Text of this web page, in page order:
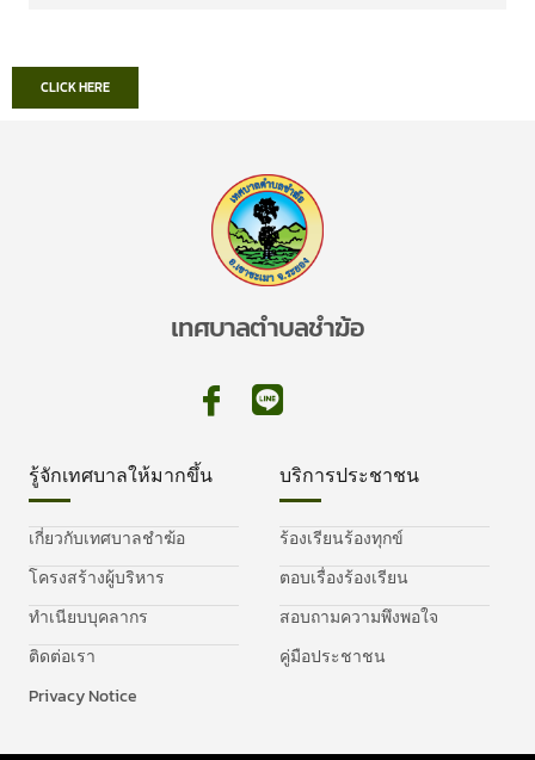
CLICK HERE
เทศบาลตำบลชำฆ้อ
รู้จักเทศบาลให้มากขึ้น
เกี่ยวกับเทศบาลชำฆ้อ
โครงสร้างผู้บริหาร
ทำเนียบบุคลากร
ติดต่อเรา
Privacy Notice
บริการประชาชน
ร้องเรียนร้องทุกข์
ตอบเรื่องร้องเรียน
สอบถามความพึงพอใจ
คู่มือประชาชน